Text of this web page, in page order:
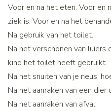
Voor en na het eten. Voor en
ziek is. Voor en na het
Na gebruik van het toilet.
Na het verschonen van luiers
kind het toilet heeft gebruikt.
Na het snuiten van je neus,
Na het aanraken van een dier
Na het aanraken van afval.